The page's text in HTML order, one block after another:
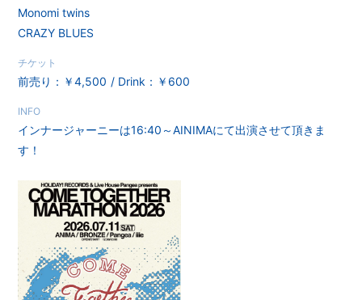
Monomi twins
CRAZY BLUES
チケット
前売り：￥4,500 Drink：￥600
INFO
インナージャーニーは16:40～AINIMAにて出演させて頂きま
す！